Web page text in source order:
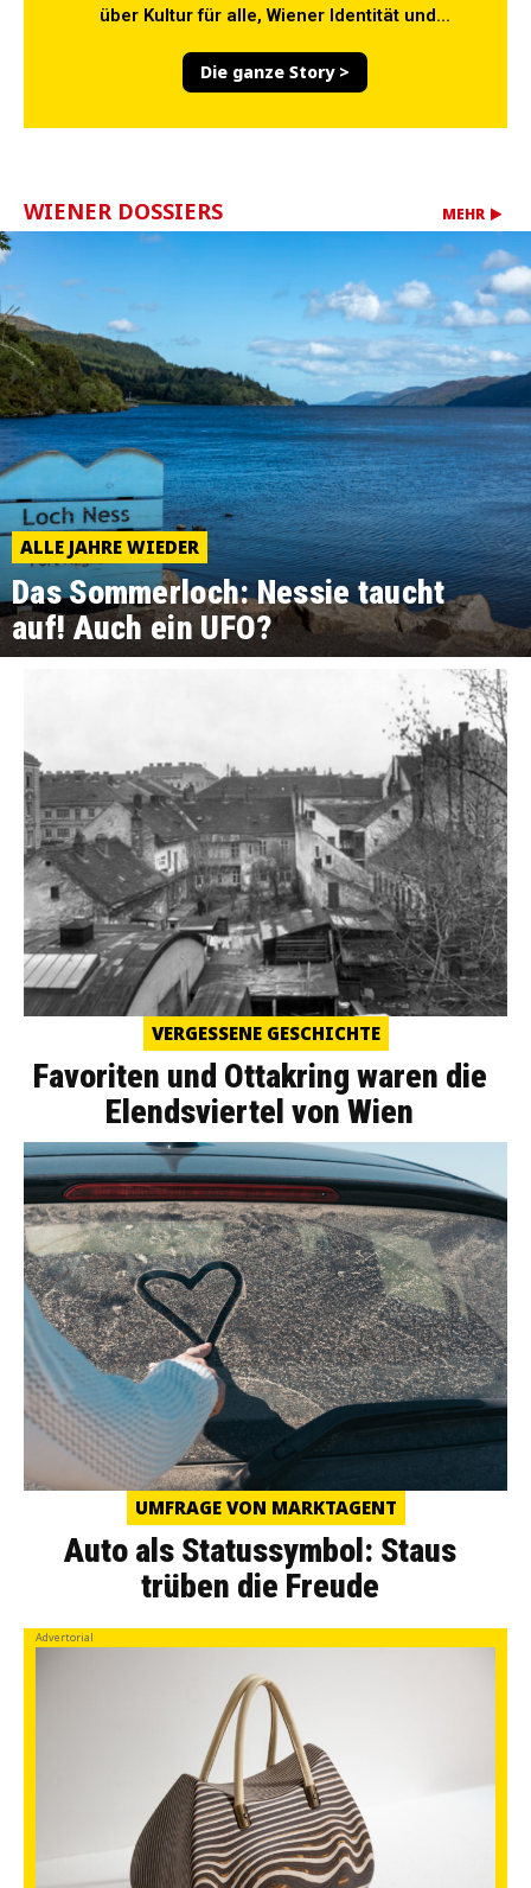
über Kultur für alle, Wiener Identität und...
Die ganze Story >
WIENER DOSSIERS MEHR
ALLE JAHRE WIEDER
Das Sommerloch: Nessie taucht
auf! Auch ein UFO?
VERGESSENE GESCHICHTE
Favoriten und Ottakring waren die
Elendsviertel von Wien
UMFRAGE VON MARKTAGENT
Auto als Statussymbol: Staus
trüben die Freude
Advertorial